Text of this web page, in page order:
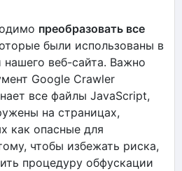
преобразовать все
были использованы в
веб-сайта. Важно
Google Crawler
все файлы JavaScript,
на страницах,
как опасные для
чтобы избежать риска,
процедуру обфускации